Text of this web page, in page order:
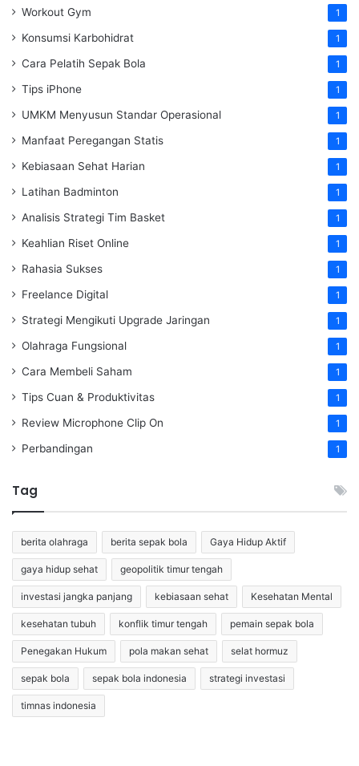
Workout Gym 1
Konsumsi Karbohidrat 1
Cara Pelatih Sepak Bola 1
Tips iPhone 1
UMKM Menyusun Standar Operasional 1
Manfaat Peregangan Statis 1
Kebiasaan Sehat Harian 1
Latihan Badminton 1
Analisis Strategi Tim Basket 1
Keahlian Riset Online 1
Rahasia Sukses 1
Freelance Digital 1
Strategi Mengikuti Upgrade Jaringan 1
Olahraga Fungsional 1
Cara Membeli Saham 1
Tips Cuan & Produktivitas 1
Review Microphone Clip On 1
Perbandingan 1
Tag
berita olahraga berita sepak bola Gaya Hidup Aktif
gaya hidup sehat geopolitik timur tengah
investasi jangka panjang kebiasaan sehat Kesehatan Mental
kesehatan tubuh konflik timur tengah pemain sepak bola
Penegakan Hukum pola makan sehat selat hormuz
sepak bola sepak bola indonesia strategi investasi
timnas indonesia